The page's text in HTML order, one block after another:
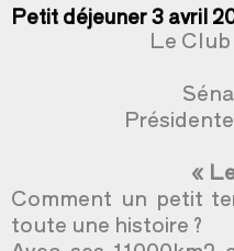
Petit déjeuner 3 avril
Le Club
«
Comment un petit
toute une histoire ?